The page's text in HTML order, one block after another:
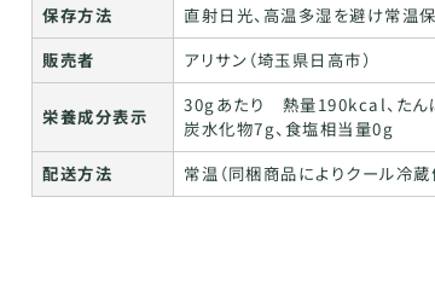
保存方法
直射日光、高温多湿を避け常温
販売者
アリサン（埼玉県日高市）
栄養成分表示
30gあたり 熱量190kcal、たん
炭水化物7g、食塩相当量0g
配送方法
常温（同梱商品によりクール冷蔵